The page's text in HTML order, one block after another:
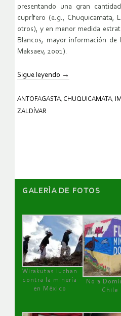
presentando una gran
cuprífero (e.g., Chuquicamata,
otros), y en menor medida
Blancos; mayor información de
Maksaev, 2001).
Sigue leyendo →
ANTOFAGASTA, CHUQUICAMATA,
ZALDÍVAR
GALERÌA DE FOTOS
Wirakutas luchan
contra la minería
en México
No a
Chile